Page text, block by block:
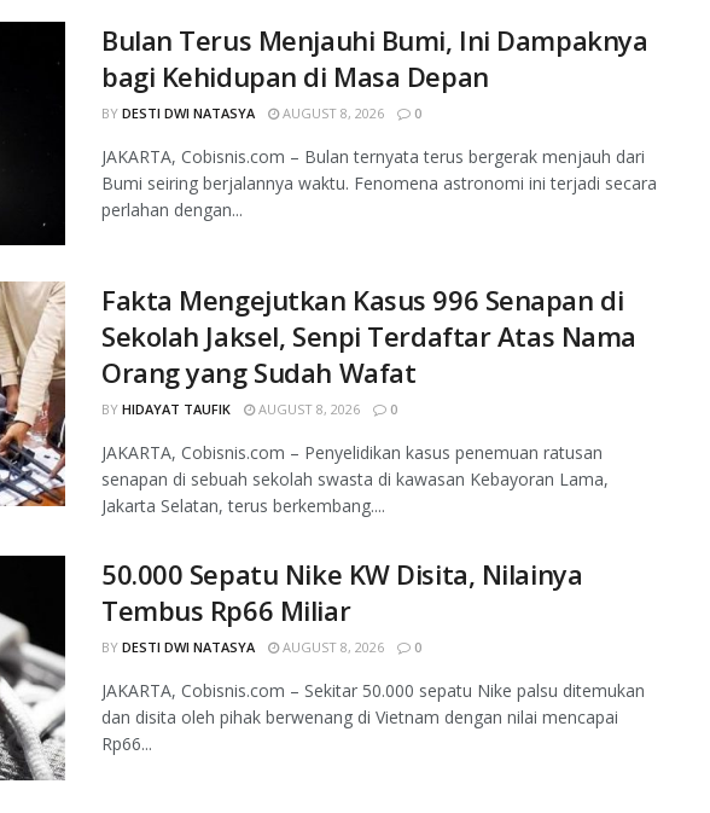
Bulan Terus Menjauhi Bumi, Ini Dampaknya
bagi Kehidupan di Masa Depan
BY DESTI DWI NATASYA AUGUST 8, 2026 0
JAKARTA, Cobisnis.com – Bulan ternyata terus bergerak menjauh dari
Bumi seiring berjalannya waktu. Fenomena astronomi ini terjadi secara
perlahan dengan...
Fakta Mengejutkan Kasus 996 Senapan di
Sekolah Jaksel, Senpi Terdaftar Atas Nama
Orang yang Sudah Wafat
BY HIDAYAT TAUFIK AUGUST 8, 2026 0
JAKARTA, Cobisnis.com – Penyelidikan kasus penemuan ratusan
senapan di sebuah sekolah swasta di kawasan Kebayoran Lama,
Jakarta Selatan, terus berkembang....
50.000 Sepatu Nike KW Disita, Nilainya
Tembus Rp66 Miliar
BY DESTI DWI NATASYA AUGUST 8, 2026 0
JAKARTA, Cobisnis.com – Sekitar 50.000 sepatu Nike palsu ditemukan
dan disita oleh pihak berwenang di Vietnam dengan nilai mencapai
Rp66...